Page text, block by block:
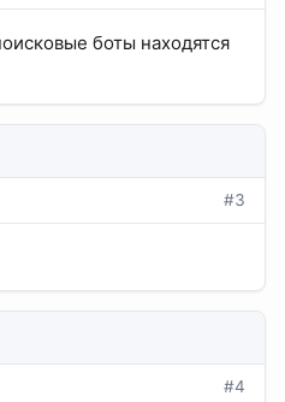
боты находятся
#3
#4